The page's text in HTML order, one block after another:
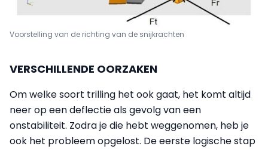
Voorstelling van de richting van de snijkrachten
VERSCHILLENDE OORZAKEN
Om welke soort trilling het ook gaat, het komt altijd
neer op een deflectie als gevolg van een
onstabiliteit. Zodra je die hebt weggenomen, heb je
ook het probleem opgelost. De eerste logische stap